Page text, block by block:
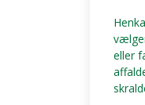
eller